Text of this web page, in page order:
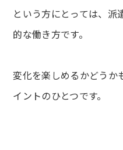
という方にとっては、派
的な働き方です。
変化を楽しめるかどうか
イントのひとつです。